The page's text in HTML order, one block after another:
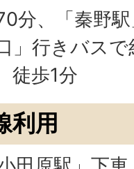
分、「秦野
」行きバス
徒歩1分
利用